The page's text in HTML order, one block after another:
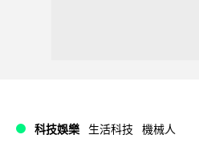
科技娛樂 生活科技 機械人